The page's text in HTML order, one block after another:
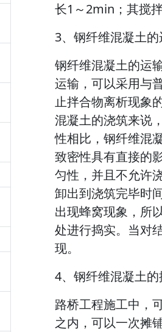
长1～2min；其搅
3、钢纤维混凝土
钢纤维混凝土的运
运输，可以采用与
止拌合物离析现象
混凝土的浇筑来说
性相比，钢纤维混
致密性具有直接的
匀性，并且不允许
卸出到浇筑完毕时
出现蜂窝现象，所
处进行捣实。当对
现。
4、钢纤维混凝土
路桥工程施工中，
之内，可以一次摊